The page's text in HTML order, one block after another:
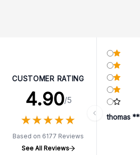
CUSTOMER RATING
4.90/5
★★★★★
★★★★★
Based on 6177 Reviews
See All Reviews
thomas